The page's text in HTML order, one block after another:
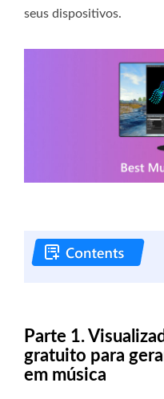
seus dispositivos.
Parte 1.
gratuito para
em música